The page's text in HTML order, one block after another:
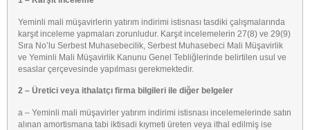
Yeminli mali müşavirlerin yatırım indirimi istisnası tasdiki çalışmalarında
karşıt inceleme yapmaları zorunludur. Karşıt incelemelerin 27(8) ve 29(9)
Sıra No’lu Serbest Muhasebecilik, Serbest Muhasebeci Mali Müşavirlik
ve Yeminli Mali Müşavirlik Kanunu Genel Tebliğlerinde belirtilen usul ve
esaslar çerçevesinde yapılması gerekmektedir.
2 – Üretici veya ithalatçı firma bilgileri ile diğer belgeler
a – Yeminli mali müşavirler yatırım indirimi istisnası incelemelerinde satın
alınan amortismana tabi iktisadi kıymeti üreten veya ithal edilmiş ise